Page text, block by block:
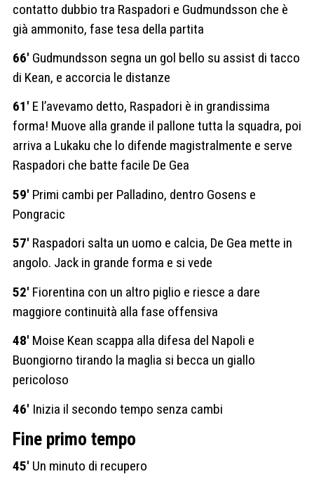
contatto dubbio tra Raspadori e Gudmundsson che è
già ammonito, fase tesa della partita
66′ Gudmundsson segna un gol bello su assist di tacco
di Kean, e accorcia le distanze
61′ E l’avevamo detto, Raspadori è in grandissima
forma! Muove alla grande il pallone tutta la squadra, poi
arriva a Lukaku che lo difende magistralmente e serve
Raspadori che batte facile De Gea
59′ Primi cambi per Palladino, dentro Gosens e
Pongracic
57′ Raspadori salta un uomo e calcia, De Gea mette in
angolo. Jack in grande forma e si vede
52′ Fiorentina con un altro piglio e riesce a dare
maggiore continuità alla fase offensiva
48′ Moise Kean scappa alla difesa del Napoli e
Buongiorno tirando la maglia si becca un giallo
pericoloso
46′ Inizia il secondo tempo senza cambi
Fine primo tempo
45′ Un minuto di recupero